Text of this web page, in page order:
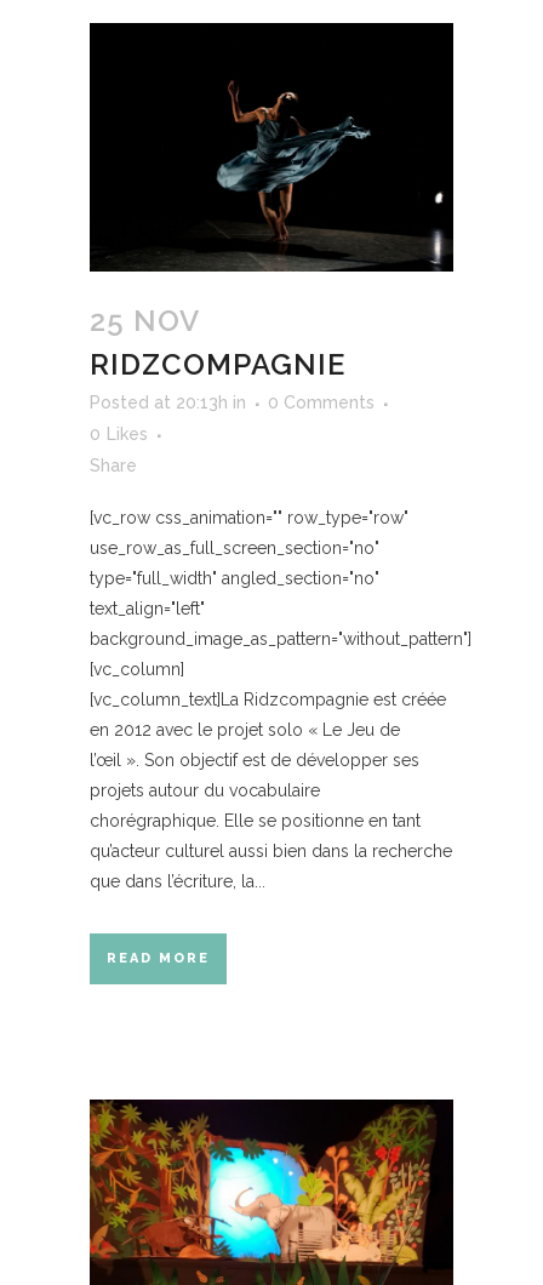
25 NOV
RIDZCOMPAGNIE
Posted at 20:13h in
0 Comments
0
Likes
Share
[vc_row css_animation="" row_type="row"
use_row_as_full_screen_section="no"
type="full_width" angled_section="no"
text_align="left"
background_image_as_pattern="without_pattern"]
[vc_column]
[vc_column_text]La Ridzcompagnie est créée
en 2012 avec le projet solo « Le Jeu de
l’œil ». Son objectif est de développer ses
projets autour du vocabulaire
chorégraphique. Elle se positionne en tant
qu’acteur culturel aussi bien dans la recherche
que dans l’écriture, la...
READ MORE